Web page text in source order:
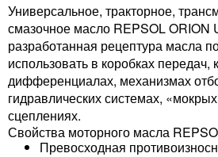
Универсальное, тракторное,
смазочное масло REPSOL ORION
разработанная рецептура масла
использовать в коробках передач,
дифференциалах, механизмах
гидравлических системах,
сцеплениях.
Свойства моторного масла
Превосходная